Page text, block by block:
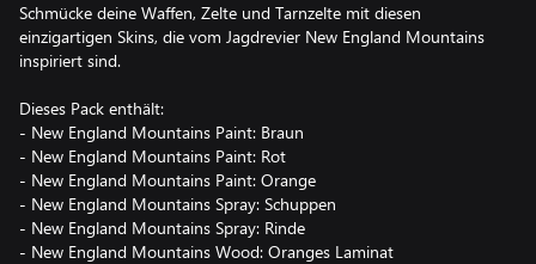
Schmücke deine Waffen, Zelte und Tarnzelte mit diesen
einzigartigen Skins, die vom Jagdrevier New England Mountains
inspiriert sind.
Dieses Pack enthält:
- New England Mountains Paint: Braun
- New England Mountains Paint: Rot
- New England Mountains Paint: Orange
- New England Mountains Spray: Schuppen
- New England Mountains Spray: Rinde
- New England Mountains Wood: Oranges Laminat